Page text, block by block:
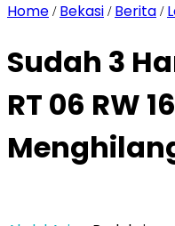
Home / Bekasi / Berita /
Sudah 3
RT 06 RW